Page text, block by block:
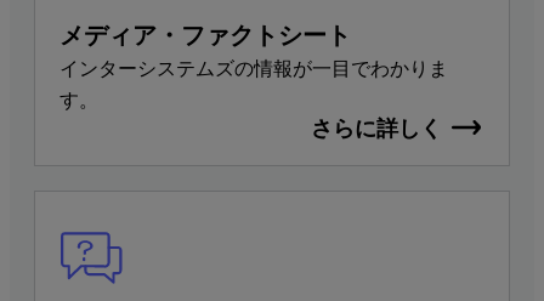
メディア・ファクトシート
インターシステムズの情報が一目でわかりま
す。
さらに詳しく